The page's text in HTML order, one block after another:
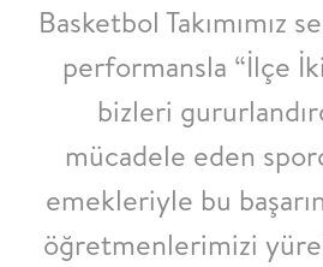
Basketbol Takımımız
performansla “İlçe
bizleri
mücadele eden
emekleriyle bu
öğretmenlerimizi